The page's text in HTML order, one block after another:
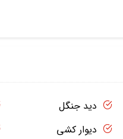
دید جنگل
دیوار کشی